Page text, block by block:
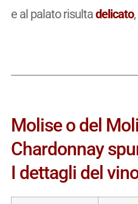
e al palato risultadelicato,
Molise o del
Chardonnay
I dettagli del